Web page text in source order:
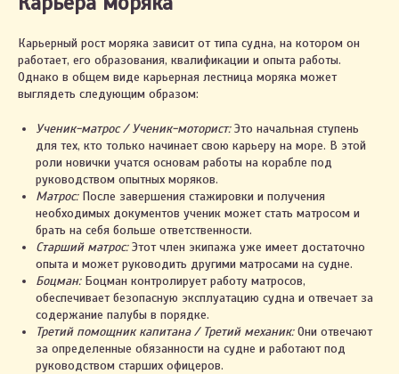
Карьерный рост моряка зависит от типа судна, на котором он
работает, его образования, квалификации и опыта работы.
Однако в общем виде карьерная лестница моряка может
выглядеть следующим образом:
Ученик-матрос / Ученик-моторист:Это начальная ступень
для тех, кто только начинает свою карьеру на море. В этой
роли новички учатся основам работы на корабле под
руководством опытных моряков.
Матрос:После завершения стажировки и получения
необходимых документов ученик может стать матросом и
брать на себя больше ответственности.
Старший матрос:Этот член экипажа уже имеет достаточно
опыта и может руководить другими матросами на судне.
Боцман:Боцман контролирует работу матросов,
обеспечивает безопасную эксплуатацию судна и отвечает за
содержание палубы в порядке.
Третий помощник капитана / Третий механик:Они отвечают
за определенные обязанности на судне и работают под
руководством старших офицеров.